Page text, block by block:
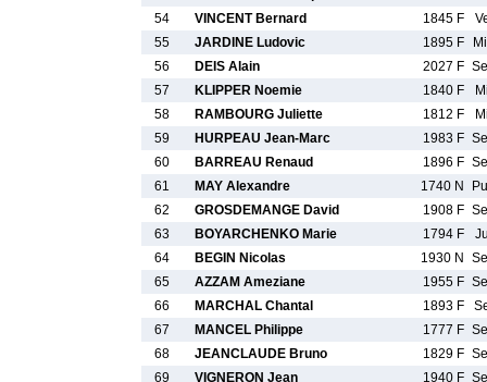
54
VINCENT Bernard 1845 F
55
JARDINE Ludovic 1895 F
56
DEIS Alain 2027 F
57
KLIPPER Noemie 1840 F
58
RAMBOURG Juliette 1812 F
59
HURPEAU Jean-Marc 1983 F
60
BARREAU Renaud 1896 F
61
MAY Alexandre 1740 N
62
GROSDEMANGE David 1908 F
63
BOYARCHENKO Marie 1794 F
64
BEGIN Nicolas 1930 N
65
AZZAM Ameziane 1955 F
66
MARCHAL Chantal 1893 F
67
MANCEL Philippe 1777 F
68
JEANCLAUDE Bruno 1829 F
69
VIGNERON Jean 1940 F